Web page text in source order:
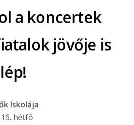
a koncertek
jövője is
Iskolája
hétfő